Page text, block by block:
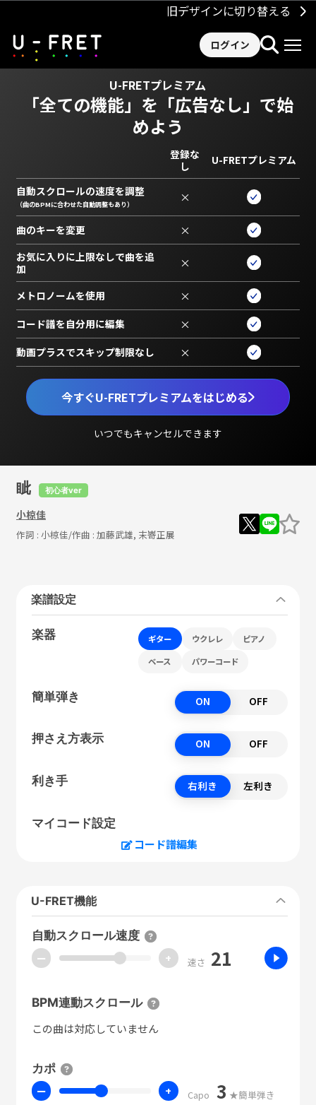
旧デザインに切り替える
ログイン
U-FRETプレミアム
「全ての機能」を 「広告なし」で始
めよう
今すぐU-FRETプレミアムをはじめる
いつでもキャンセルできます
登録な
し
U-FRETプレミアム
自動スクロールの速度を調整
（曲のBPMに合わせた自動調整もあり） ×
曲のキーを変更 ×
お気に入りに上限なしで曲を追
加
×
メトロノームを使用 ×
コード譜を自分用に編集 ×
動画プラスでスキップ制限なし ×
眦 初心者ver
小椋佳
作詞 : 小椋佳/作曲 : 加藤武雄, 末嵜正展
楽譜設定
楽器 ギター ウクレレ ピアノ
ベース パワーコード
簡単弾き ON OFF
押さえ方表示 ON OFF
利き手 右利き 左利き
マイコード設定
コード譜編集
U-FRET機能
自動スクロール速度
ー + 速さ 21
BPM連動スクロール
この曲は対応していません
カポ
ー + Capo 3 ★簡単弾き